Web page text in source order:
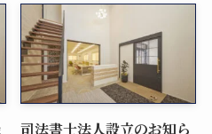
司法書士法人設立のお知ら